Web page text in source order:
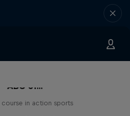
ABC of...
course in action sports